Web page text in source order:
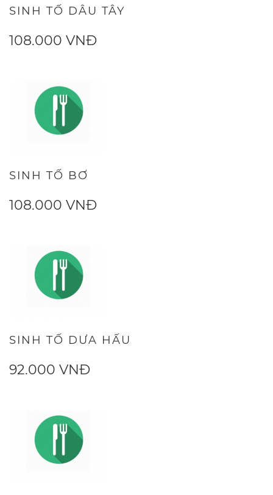
SINH TỐ DÂU TÂY
108.000 VNĐ
SINH TỐ BƠ
108.000 VNĐ
SINH TỐ DƯA HẤU
92.000 VNĐ